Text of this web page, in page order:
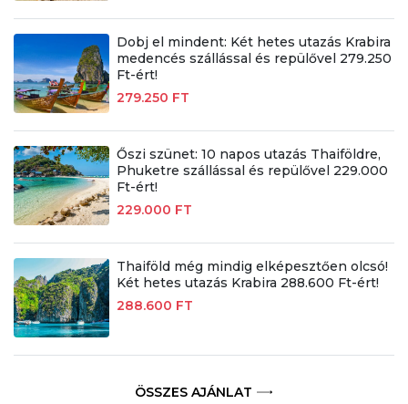
Dobj el mindent: Két hetes utazás Krabira
medencés szállással és repülővel 279.250
Ft-ért!
279.250 FT
Őszi szünet: 10 napos utazás Thaiföldre,
Phuketre szállással és repülővel 229.000
Ft-ért!
229.000 FT
Thaiföld még mindig elképesztően olcsó!
Két hetes utazás Krabira 288.600 Ft-ért!
288.600 FT
ÖSSZES AJÁNLAT